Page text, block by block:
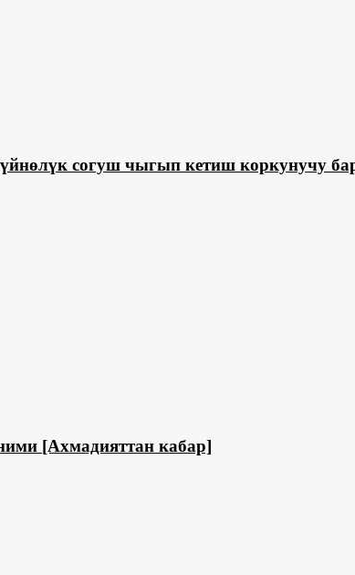
согуш чыгып кетиш коркунучу
[Ахмадияттан кабар]